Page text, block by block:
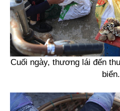
Cuối ngày, thương lái đến
biển.